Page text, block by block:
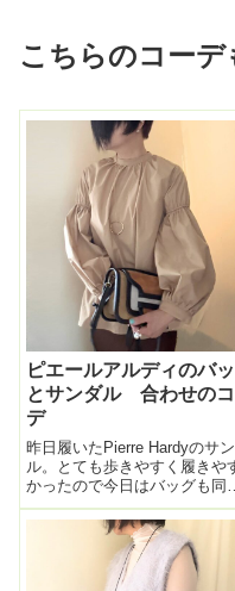
こちらのコーデ
ピエールアルディのバ
とサンダル 合わせの
デ
昨日履いたPierre Hardyのサ
ル。とても歩きやすく履きや
かったので今日はバッグも同ブ
ランドにしてリンクコーデ。
ンダルがオレンジよりのベー
ュ色だったので手持ちのbagと
もバッチリ合った。このbagは
ンドバッグ・クラッチ持...